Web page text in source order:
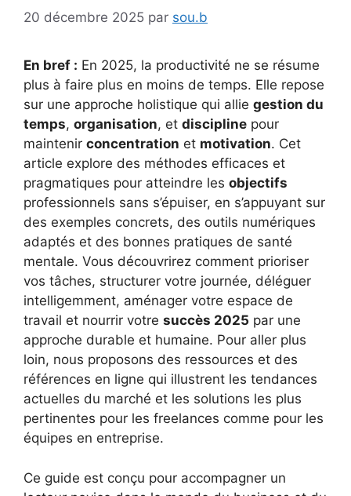
20 décembre 2025 par sou.b
En bref : En 2025, la productivité ne se résume
plus à faire plus en moins de temps. Elle repose
sur une approche holistique qui allie gestion du
temps, organisation, et discipline pour
maintenir concentration et motivation. Cet
article explore des méthodes efficaces et
pragmatiques pour atteindre les objectifs
professionnels sans s’épuiser, en s’appuyant sur
des exemples concrets, des outils numériques
adaptés et des bonnes pratiques de santé
mentale. Vous découvrirez comment prioriser
vos tâches, structurer votre journée, déléguer
intelligemment, aménager votre espace de
travail et nourrir votre succès 2025 par une
approche durable et humaine. Pour aller plus
loin, nous proposons des ressources et des
références en ligne qui illustrent les tendances
actuelles du marché et les solutions les plus
pertinentes pour les freelances comme pour les
équipes en entreprise.
Ce guide est conçu pour accompagner un